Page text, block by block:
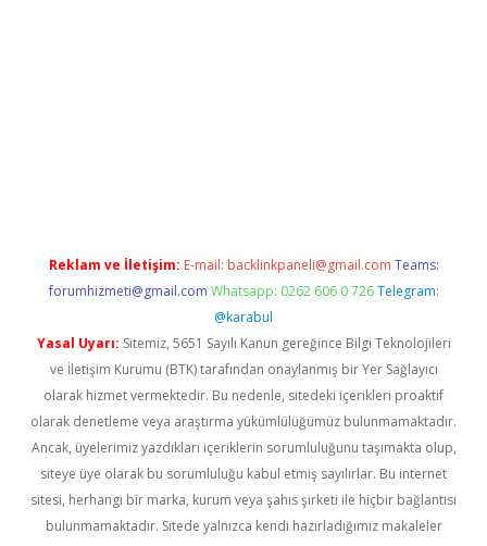
Reklam ve İletişim: E-mail: backlinkpaneli@gmail.com Teams:
forumhizmeti@gmail.com Whatsapp: 0262 606 0 726 Telegram:
@karabul
Yasal Uyarı: Sitemiz, 5651 Sayılı Kanun gereğince Bilgi Teknolojileri
ve İletişim Kurumu (BTK) tarafından onaylanmış bir Yer Sağlayıcı
olarak hizmet vermektedir. Bu nedenle, sitedeki içerikleri proaktif
olarak denetleme veya araştırma yükümlülüğümüz bulunmamaktadır.
Ancak, üyelerimiz yazdıkları içeriklerin sorumluluğunu taşımakta olup,
siteye üye olarak bu sorumluluğu kabul etmiş sayılırlar. Bu internet
sitesi, herhangi bir marka, kurum veya şahıs şirketi ile hiçbir bağlantısı
bulunmamaktadır. Sitede yalnızca kendi hazırladığımız makaleler